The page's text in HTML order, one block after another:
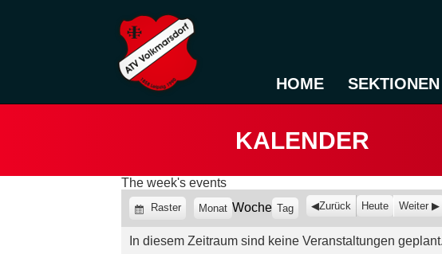
HOME SEKTIONEN
KALENDER
The week's events
Anzeigen
Raster Monat Woche Tag Zurück Heute Weiter
In diesem Zeitraum sind keine Veranstaltungen geplant.